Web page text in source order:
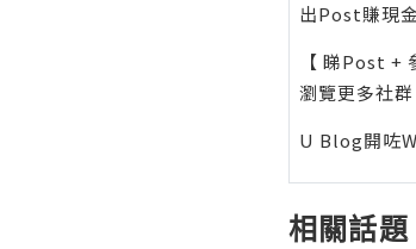
出Post賺現
【 睇Post +
瀏覽更多社群
U Blog開咗
相關話題